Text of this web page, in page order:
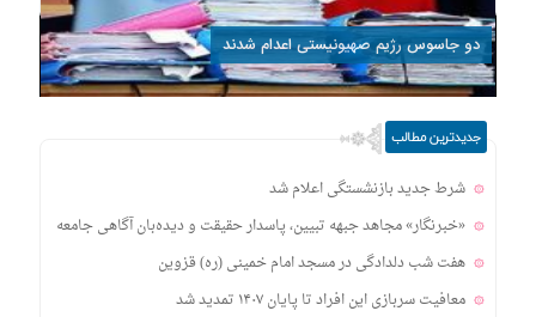
دو جاسوس رژیم صهیونیستی اعدام شدند
جدیدترین مطالب
شرط جدید بازنشستگی اعلام شد
«خبرنگار» مجاهد جبهه تبیین، پاسدار حقیقت و دیده‌بان آگاهی جامعه
هفت شب دلدادگی در مسجد امام خمینی (ره) قزوین
معافیت سربازی این افراد تا پایان ۱۴۰۷ تمدید شد